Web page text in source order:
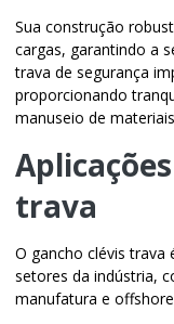
Sua construção
cargas, garantindo a
trava de segurança
proporcionando
manuseio de
trava
O gancho clévis trava
setores da indústria,
manufatura e